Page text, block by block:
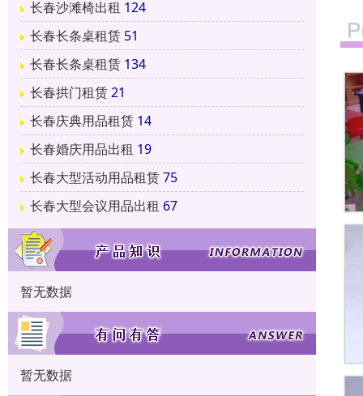
长春沙滩椅出租 124
长春长条桌租赁 51
长春长条桌租赁 134
长春拱门租赁21
长春庆典用品租赁 14
长春婚庆用品出租 19
长春大型活动用品租赁75
长春大型会议用品出租 67
暂无数据
暂无数据